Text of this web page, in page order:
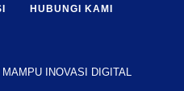
HUBUNGI KAMI
INOVASI DIGITAL